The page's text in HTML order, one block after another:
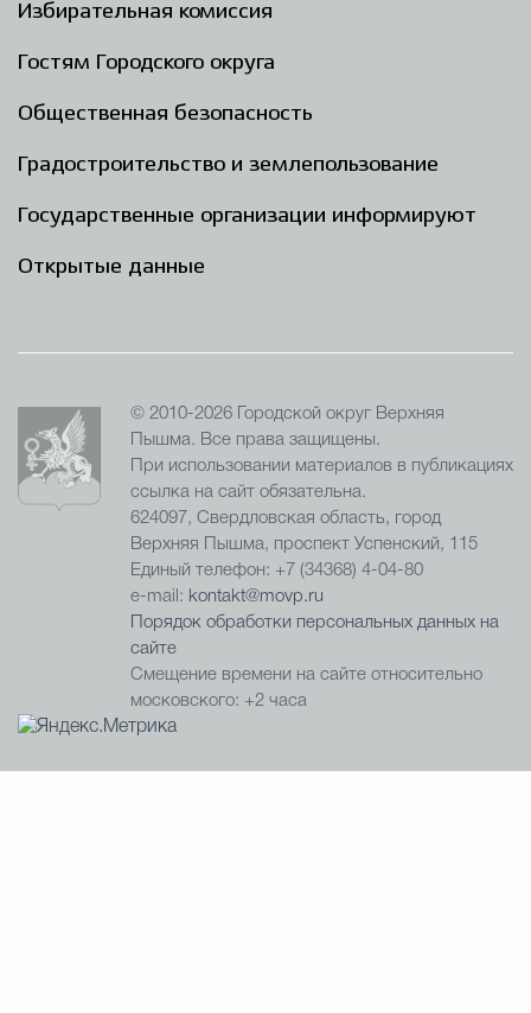
Избирательная комиссия
Гостям Городского округа
Общественная безопасность
Градостроительство и землепользование
Государственные организации информируют
Открытые данные
© 2010-2026 Городской округ Верхняя
Пышма. Все права защищены.
При использовании материалов в публикациях
ссылка на сайт обязательна.
624097, Свердловская область, город
Верхняя Пышма, проспект Успенский, 115
Единый телефон: +7 (34368) 4-04-80
e-mail: kontakt@movp.ru
Порядок обработки персональных данных на
сайте
Смещение времени на сайте относительно
московского: +2 часа